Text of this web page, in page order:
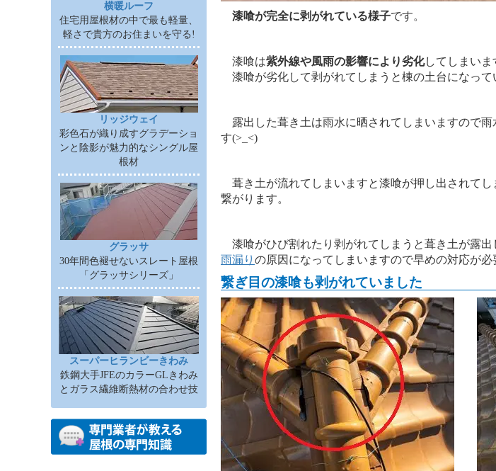
横暖ルーフ
住宅用屋根材の中で最も軽量、
軽さで貴方のお住まいを守る!
リッジウェイ
彩色石が織り成すグラデーショ
ンと陰影が魅力的なシングル屋
根材
グラッサ
30年間色褪せないスレート屋根
「グラッサシリーズ」
スーパーヒランビーきわみ
鉄鋼大手JFEのカラーGLきわみ
とガラス繊維断熱材の合わせ技
漆喰が完全に剥がれている様子です。
漆喰は紫外線や風雨の影響により劣化してしまいま
漆喰が劣化して剥がれてしまうと棟の土台になって
露出した葺き土は雨水に晒されてしまいますので
す(>_<)
葺き土が流れてしまいますと漆喰が押し出されてし
繋がります。
漆喰がひび割れたり剥がれてしまうと葺き土が露
雨漏り の原因になってしまいますので早めの対応が必
繋ぎ目の漆喰も剥がれていました